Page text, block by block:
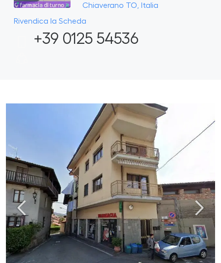
Chiaverano TO, Italia
Rivendica la Scheda
+39 0125 54536